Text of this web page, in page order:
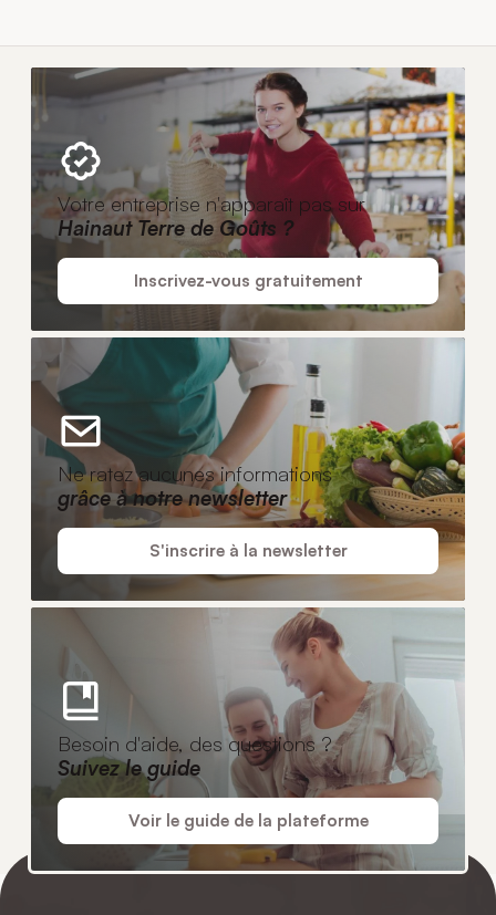
Votre entreprise n'apparaît pas sur
Hainaut Terre de Goûts ?
Inscrivez-vous gratuitement
Ne ratez aucunes informations
grâce à notre newsletter
S'inscrire à la newsletter
Besoin d'aide, des questions ?
Suivez le guide
Voir le guide de la plateforme